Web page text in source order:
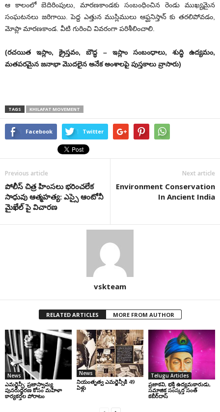
ఆ కాలంలో బెదిరింపులు, మారణకాండకు సంబంధించిన రెండు ముఖ్యమైన
సంఘటనలు జరిగాయి. పెద్ద ఎత్తున ముస్లిములు ఆఫ్ఘనిస్తాన్ కు తరలిపోవడం,
మోప్లా మారణకాండ. వీటి గురించి వివరంగా పరిశీలించాలి.
(రచయిత ఇస్లాం, క్రైస్తవం, బౌద్ధ – ఇస్లాం సంబంధాలు, శుద్ధి ఉద్యమం,
మతపరమైన జనాభా మొదలైన అనేక అంశాలపై పుస్తకాలు వ్రాసారు)
TAGS KHILAFAT MOVEMENT
Facebook Twitter
Previous article
పోలీస్ చిత్ర హింసలు భరించలేక
సాధువు ఆత్మహత్య: ఎస్సై ఆంటోనీ
మైఖేల్ పై విచారణ
Next article
Environment Conservation
In Ancient India
vskteam
RELATED ARTICLES MORE FROM AUTHOR
News
ఎమర్జెన్సీ: ప్రజాస్వామ్య
పునరుద్ధరణ కోసం మహిళా
కార్యకర్తల పోరాటం
News
నియంతృత్వ ఎమర్జెన్సీకి 49
ఏళ్లు
Telugu Articles
ప్రజాకవి, భక్తి ఉద్యమకారుడు,
సమాజిక సంస్కర్త సంత్‌
కబీర్‌దాస్‌